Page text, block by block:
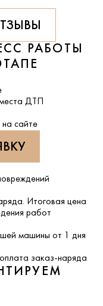
РАБОТЫ
ДТП
на сайте
Итоговая цена
работ
машины от 1 дня
заказ-наряда